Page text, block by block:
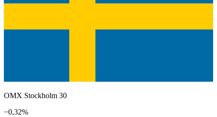
OMX Stockholm 30
−0,32%